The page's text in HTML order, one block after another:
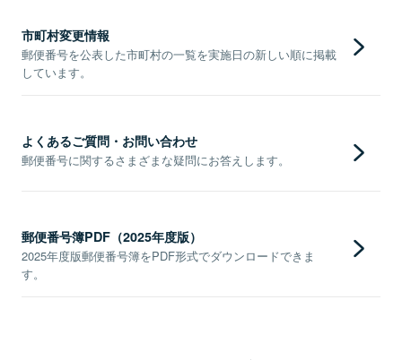
市町村変更情報
郵便番号を公表した市町村の一覧を実施日の新しい順に掲載
しています。
よくあるご質問・お問い合わせ
郵便番号に関するさまざまな疑問にお答えします。
郵便番号簿PDF（2025年度版）
2025年度版郵便番号簿をPDF形式でダウンロードできま
す。